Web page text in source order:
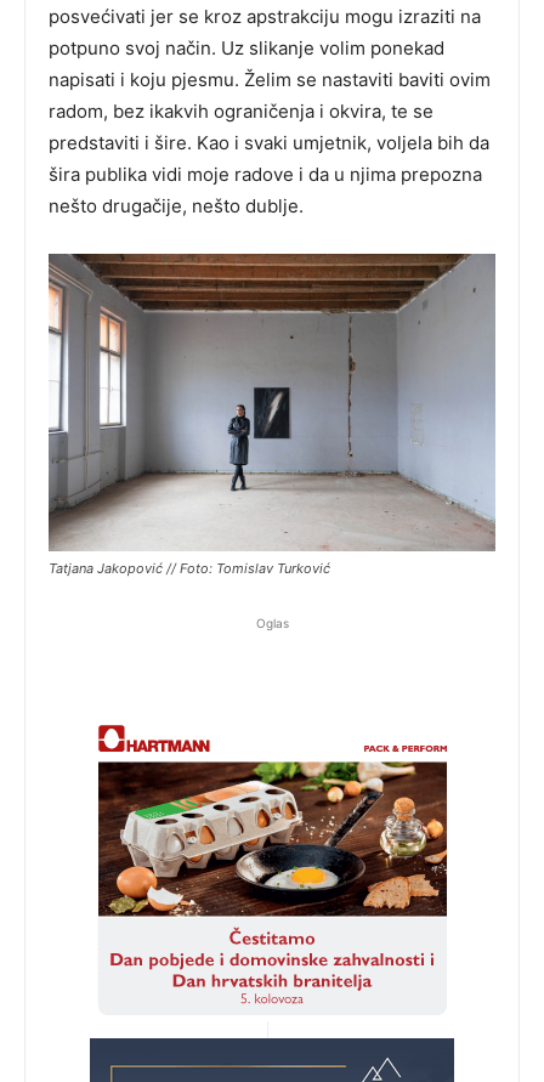
posvećivati jer se kroz apstrakciju mogu izraziti na
potpuno svoj način. Uz slikanje volim ponekad
napisati i koju pjesmu. Želim se nastaviti baviti ovim
radom, bez ikakvih ograničenja i okvira, te se
predstaviti i šire. Kao i svaki umjetnik, voljela bih da
šira publika vidi moje radove i da u njima prepozna
nešto drugačije, nešto dublje.
Tatjana Jakopović // Foto: Tomislav Turković
Oglas